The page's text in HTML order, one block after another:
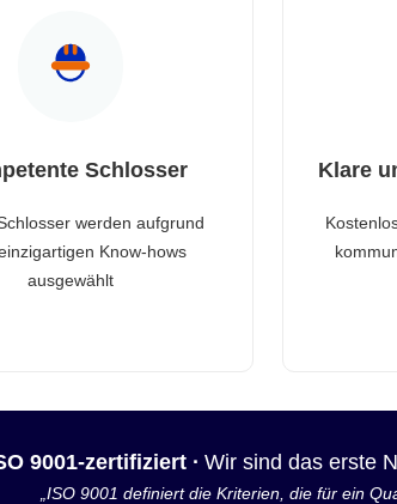
Schlosser
werden aufgrund
Know-hows
ausgewählt
Klare
9001-zertifiziert · Wir sind das erste
„ISO 9001 definiert die Kriterien, die für ein